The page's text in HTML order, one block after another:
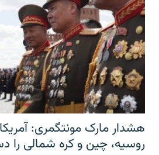
هشدار مارک مونتگمری:
روسیه، چین و کره شمالی